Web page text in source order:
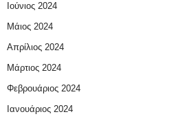
Ιούνιος 2024
Μάιος 2024
Απρίλιος 2024
Μάρτιος 2024
Φεβρουάριος 2024
Ιανουάριος 2024